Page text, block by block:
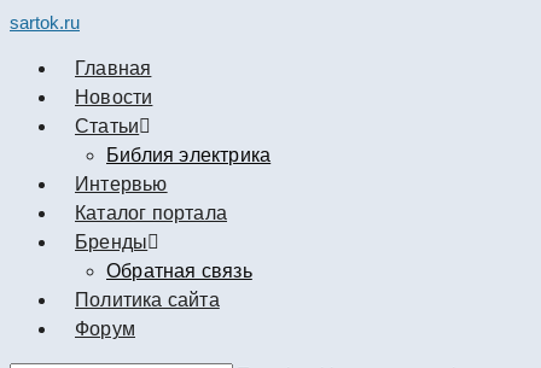
sartok.ru
Главная
Новости
Cтатьи
Библия электрика
Интервью
Каталог портала
Бренды
Обратная связь
Политика сайта
Форум